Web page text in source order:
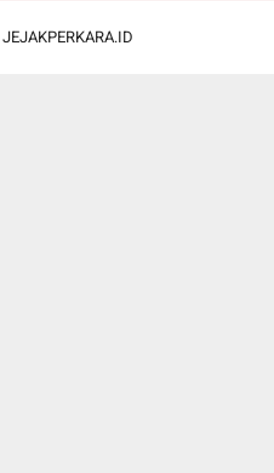
JEJAKPERKARA.ID